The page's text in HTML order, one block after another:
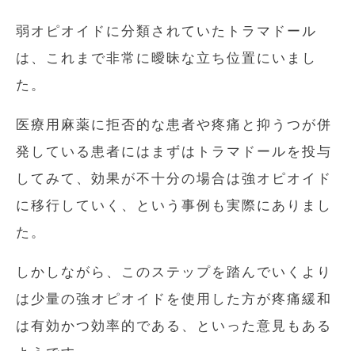
弱オピオイドに分類されていたトラマドール
は、これまで非常に曖昧な立ち位置にいまし
た。
医療用麻薬に拒否的な患者や疼痛と抑うつが併
発している患者にはまずはトラマドールを投与
してみて、効果が不十分の場合は強オピオイド
に移行していく、という事例も実際にありまし
た。
しかしながら、このステップを踏んでいくより
は少量の強オピオイドを使用した方が疼痛緩和
は有効かつ効率的である、といった意見もある